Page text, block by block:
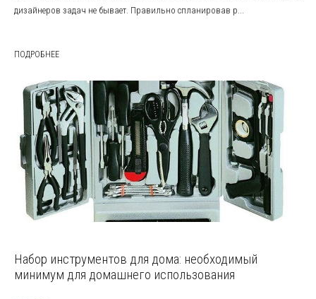
дизайнеров задач не бывает. Правильно спланировав р...
ПОДРОБНЕЕ
Набор инструментов для дома: необходимый
минимум для домашнего использования